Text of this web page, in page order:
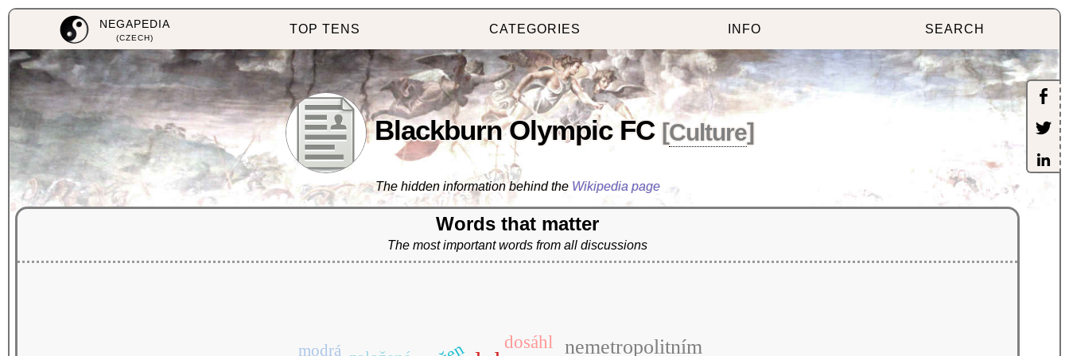
NEGAPEDIA
(CZECH)
TOP TENS CATEGORIES INFO SEARCH
Blackburn Olympic FC [Culture]
The hidden information behind the Wikipedia page
Words that matter
The most important words from all discussions
nemetropolitním
dosáhl
modrá